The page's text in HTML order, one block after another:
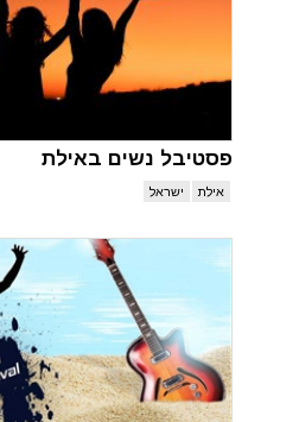
פסטיבל נשים באילת
אילת ישראל